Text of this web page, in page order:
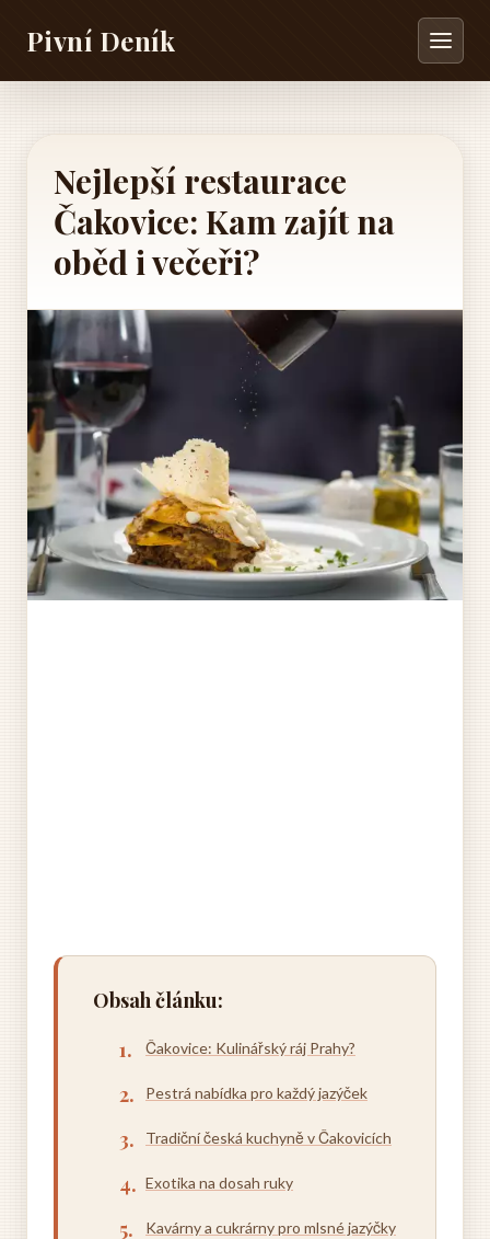
Pivní Deník
Nejlepší restaurace
Čakovice: Kam zajít na
oběd i večeři?
Obsah článku:
Čakovice: Kulinářský ráj Prahy?
Pestrá nabídka pro každý jazýček
Tradiční česká kuchyně v Čakovicích
Exotika na dosah ruky
Kavárny a cukrárny pro mlsné jazýčky